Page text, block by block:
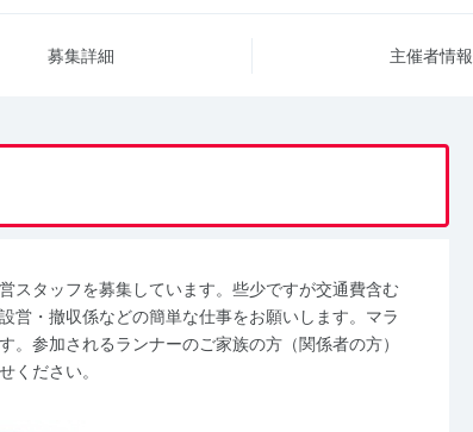
募集詳細 主催者情報
スタッフを募集しています。些少ですが交通費含む
営・撤収係などの簡単な仕事をお願いします。マラ
参加されるランナーのご家族の方（関係者の方）
ください。